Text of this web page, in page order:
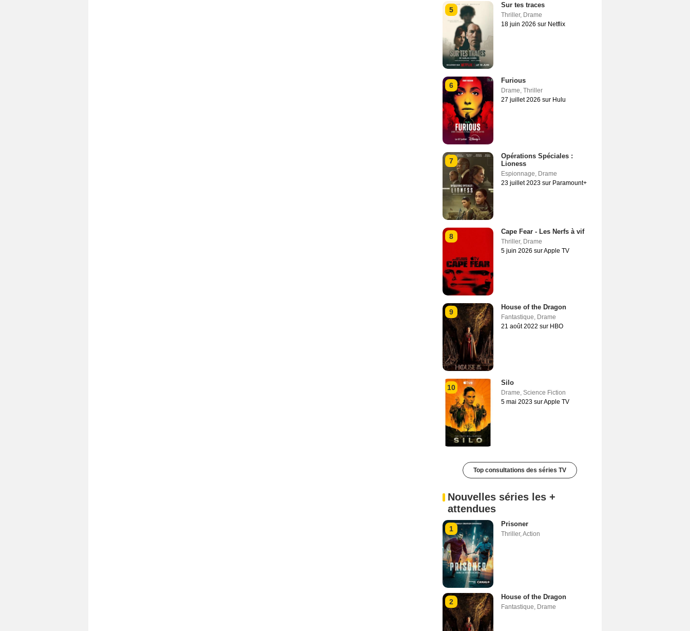
5
Sur tes traces
Thriller, Drame
18 juin 2026 sur Netflix
6
Furious
Drame, Thriller
27 juillet 2026 sur Hulu
7
Opérations Spéciales :
Lioness
Espionnage, Drame
23 juillet 2023 sur Paramount+
8
Cape Fear - Les Nerfs à vif
Thriller, Drame
5 juin 2026 sur Apple TV
9
House of the Dragon
Fantastique, Drame
21 août 2022 sur HBO
10
Silo
Drame, Science Fiction
5 mai 2023 sur Apple TV
Top consultations des séries TV
Nouvelles séries les +
attendues
1
Prisoner
Thriller,Action
2
House of the Dragon
Fantastique, Drame